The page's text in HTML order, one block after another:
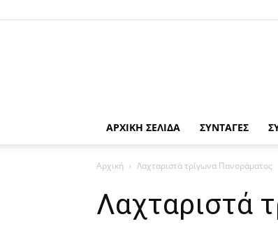
ΑΡΧΙΚΗ ΣΕΛΙΔΑ ΣΥΝΤΑΓΕΣ
Αρχική Λαχταριστά τρίγωνα Πανοράματος
Λαχταριστά